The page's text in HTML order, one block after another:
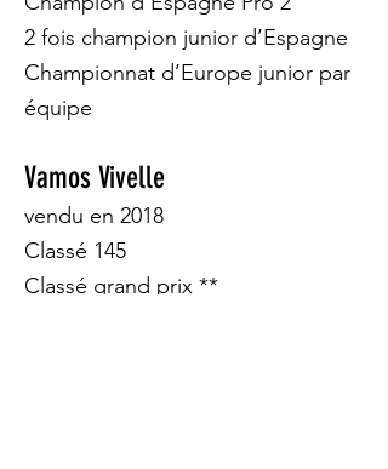
2 fois champion junior d’Espagne
Championnat d’Europe junior par
équipe
Vamos Vivelle
vendu en 2018
Classé 145
Classé grand prix **